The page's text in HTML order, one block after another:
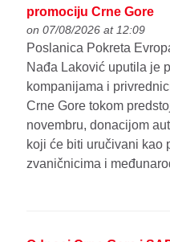
promociju Crne Gore
on 07/08/2026 at 12:09
Poslanica Pokreta
Nađa Laković uputila je
kompanijama i
Crne Gore tokom
novembru, donacijom
koji će biti uručivani kao
zvaničnicima i